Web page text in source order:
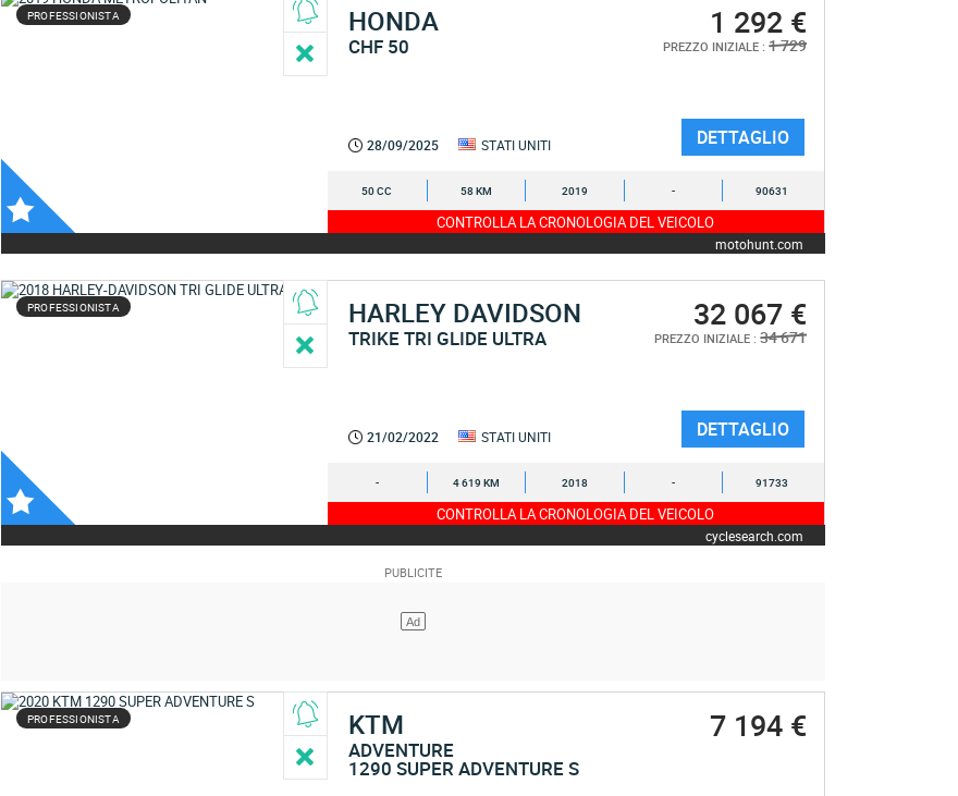
PROFESSIONISTA HONDA
CHF 50
1 292 €
PREZZO INIZIALE : 1 729
28/09/2025 STATI UNITI DETTAGLIO
50 CC 58 KM 2019 - 90631
CONTROLLA LA CRONOLOGIA DEL VEICOLO
motohunt.com
PROFESSIONISTA HARLEY DAVIDSON
TRIKE TRI GLIDE ULTRA
32 067 €
PREZZO INIZIALE : 34 671
21/02/2022 STATI UNITI DETTAGLIO
- 4 619 KM 2018 - 91733
CONTROLLA LA CRONOLOGIA DEL VEICOLO
cyclesearch.com
PROFESSIONISTA KTM
ADVENTURE
1290 SUPER ADVENTURE S
7 194 €